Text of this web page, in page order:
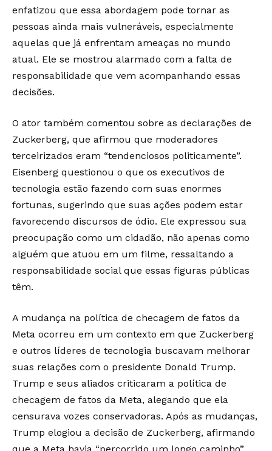
enfatizou que essa abordagem pode tornar as
pessoas ainda mais vulneráveis, especialmente
aquelas que já enfrentam ameaças no mundo
atual. Ele se mostrou alarmado com a falta de
responsabilidade que vem acompanhando essas
decisões.
O ator também comentou sobre as declarações de
Zuckerberg, que afirmou que moderadores
terceirizados eram “tendenciosos politicamente”.
Eisenberg questionou o que os executivos de
tecnologia estão fazendo com suas enormes
fortunas, sugerindo que suas ações podem estar
favorecendo discursos de ódio. Ele expressou sua
preocupação como um cidadão, não apenas como
alguém que atuou em um filme, ressaltando a
responsabilidade social que essas figuras públicas
têm.
A mudança na política de checagem de fatos da
Meta ocorreu em um contexto em que Zuckerberg
e outros líderes de tecnologia buscavam melhorar
suas relações com o presidente Donald Trump.
Trump e seus aliados criticaram a política de
checagem de fatos da Meta, alegando que ela
censurava vozes conservadoras. Após as mudanças,
Trump elogiou a decisão de Zuckerberg, afirmando
que a Meta havia “percorrido um longo caminho”.